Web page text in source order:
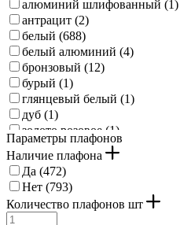
алюминий шлифованный (1)
антрацит (2)
белый (688)
белый алюминий (4)
бронзовый (12)
бурый (1)
глянцевый белый (1)
дуб (1)
золото розовое (1)
золотой (67)
имитация натурального дерева (
коричневый (
коричневый деревенский (
коричневый состаренный (
Параметры плафонов
Наличие плафона
Да (472)
Нет (793)
Количество плафонов шт